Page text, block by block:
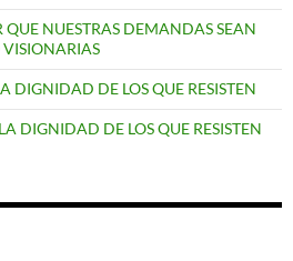
QUE NUESTRAS DEMANDAS SEAN
DIGNIDAD DE LOS QUE RESISTEN
DIGNIDAD DE LOS QUE RESISTEN